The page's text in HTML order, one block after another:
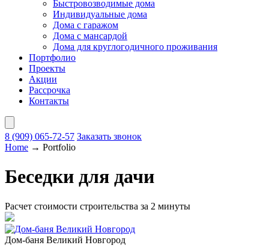
Быстровозводимые дома
Индивидуальные дома
Дома с гаражом
Дома с мансардой
Дома для круглогодичного проживания
Портфолио
Проекты
Акции
Рассрочка
Контакты
8 (909) 065-72-57 Заказать звонок
Home → Portfolio
Беседки для дачи
Расчет стоимости строительства за 2 минуты
Дом-баня Великий Новгород